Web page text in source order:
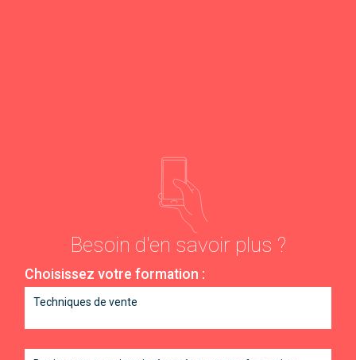
Besoin d'en savoir plus ?
Choisissez votre formation :